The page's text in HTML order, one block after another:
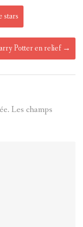
stars
Potter en relief →
Les champs